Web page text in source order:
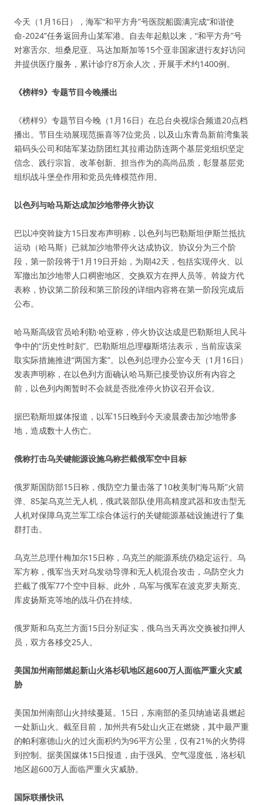
今天（1月16日），海军“和平方舟”号医院船圆满完成“和谐使
命-2024”任务返回舟山某军港。自去年起航以来，“和平方舟”号
对塞舌尔、坦桑尼亚、马达加斯加等15个亚非国家进行友好访问
并提供医疗服务，累计诊疗8万余人次，开展手术约1400例。
《榜样9》专题节目今晚播出
《榜样9》专题节目今晚（1月16日）在总台央视综合频道20点档
播出。节目生动展现范振喜等7位党员，以及山东青岛新前湾集装
箱码头公司和陆军某边防团红其拉甫边防连两个基层党组织坚定
信念、践行宗旨、改革创新、担当作为的高尚品质，彰显基层党
组织战斗堡垒作用和党员先锋模范作用。
以色列与哈马斯达成加沙地带停火协议
巴以冲突斡旋方15日发布声明称，以色列与巴勒斯坦伊斯兰抵抗
运动（哈马斯）已就加沙地带停火达成协议。协议分为三个阶
段，第一阶段将于1月19日开始，为期42天，包括实现停火、以
军撤出加沙地带人口稠密地区、交换双方在押人员等。斡旋方代
表称，协议第二阶段和第三阶段的详细内容将在第一阶段完成后
公布。
哈马斯高级官员哈利勒·哈亚称，停火协议达成是巴勒斯坦人民斗
争中的“历史性时刻”。巴勒斯坦总理穆斯塔法表示，当前应该采
取实际措施推进“两国方案”。以色列总理办公室今天（1月16日）
发表声明称，在以色列方面确认哈马斯已接受协议所有内容之
前，以色列内阁暂时不会就是否批准停火协议召开会议。
据巴勒斯坦媒体报道，以军15日晚到今天凌晨袭击加沙地带多
地，造成数十人伤亡。
俄称打击乌关键能源设施乌称拦截俄军空中目标
俄罗斯国防部15日称，俄防空力量击落了10枚美制“海马斯”火箭
弹、85架乌克兰无人机，俄武装部队使用高精度武器和攻击型无
人机对保障乌克兰军工综合体运行的关键能源基础设施进行了集
群打击。
乌克兰总理什梅加尔15日称，乌克兰的能源系统仍稳定运行。乌
军方称，俄军当天对乌发动导弹和无人机混合攻击，乌防空火力
拦截了俄军77个空中目标。此外，乌军与俄军在波克罗夫斯克、
库皮扬斯克等地的战斗仍在持续。
俄罗斯和乌克兰方面15日分别证实，俄乌当天再次交换被扣押人
员，双方各移交25人。
美国加州南部燃起新山火洛杉矶地区超600万人面临严重火灾威
胁
美国加州南部山火持续蔓延。15日，东南部的圣贝纳迪诺县燃起
一处新山火。截至目前，加州共有5处山火正在燃烧，其中最严重
的帕利塞德山火的过火面积约为96平方公里，仅有21%的火势得
到控制。据美国媒体15日报道，由于强风、空气湿度低，洛杉矶
地区超600万人面临严重火灾威胁。
国际联播快讯